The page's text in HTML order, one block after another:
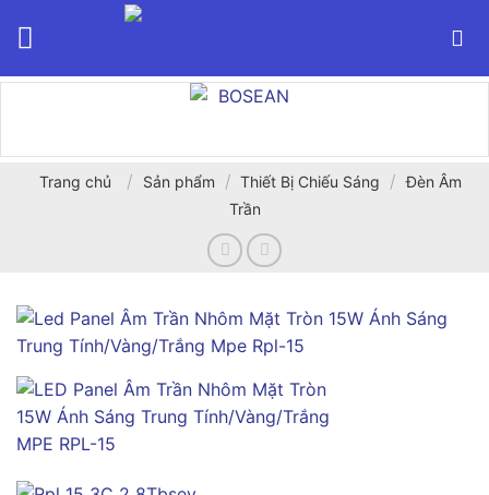
Trang chủ / Sản phẩm / Thiết Bị Chiếu Sáng / Đèn Âm
Trần